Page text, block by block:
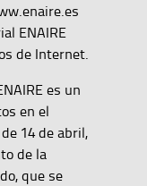
ENAIRE
de Internet.
es un
en el
14 de abril,
de la
que se